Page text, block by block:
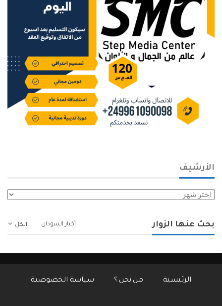
الأرشيف
الأرشيف
الكل بحث عنها الزوار أخبار السودان
الرئيسية من نحن ؟ سياسة الخصوصية